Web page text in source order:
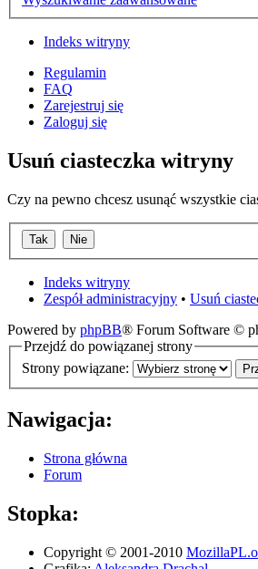
Indeks witryny
Regulamin
FAQ
Zarejestruj się
Zaloguj się
Usuń ciasteczka witryny
Czy na pewno chcesz usunąć wszystkie
Indeks witryny
Zespół administracyjny • Usuń
Powered by phpBB® Forum Software ©
Przejdź do powiązanej strony
Strony powiązane:
Nawigacja:
Strona główna
Forum
Stopka:
Copyright © 2001-2010